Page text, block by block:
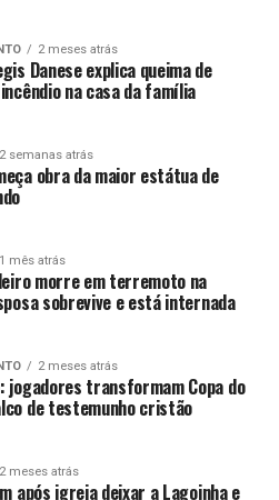
2 meses atrás
Danese explica queima de
na casa da família
2 semanas atrás
obra da maior estátua de
1 mês atrás
morre em terremoto na
sobrevive e está internada
2 meses atrás
jogadores transformam Copa do
de testemunho cristão
2 meses atrás
após igreja deixar a Lagoinha e